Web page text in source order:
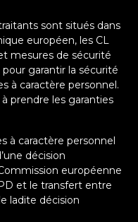
sont situés dans
européen, les CL
mesures de sécurité
garantir la sécurité
à caractère personnel.
prendre les garanties
à caractère personnel
décision
européenne
et le transfert entre
ladite décision